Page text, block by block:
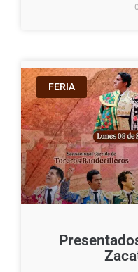
FERIA